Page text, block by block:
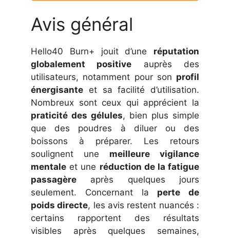
Avis général
Hello40 Burn+ jouit d’une réputation
globalement positive auprès des
utilisateurs, notamment pour son profil
énergisante et sa facilité d’utilisation.
Nombreux sont ceux qui apprécient la
praticité des gélules, bien plus simple
que des poudres à diluer ou des
boissons à préparer. Les retours
soulignent une meilleure vigilance
mentale et une réduction de la fatigue
passagère après quelques jours
seulement. Concernant la perte de
poids directe, les avis restent nuancés :
certains rapportent des résultats
visibles après quelques semaines,